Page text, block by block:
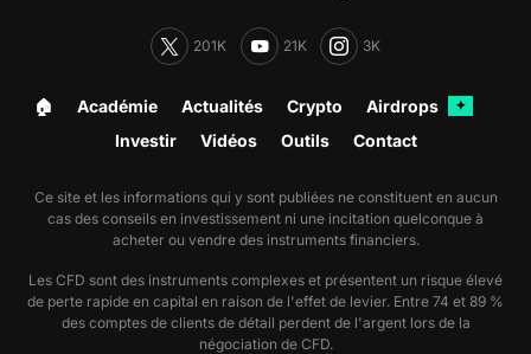
201K 21K 3K
🏠︎ Académie Actualités Crypto Airdrops ✦
Investir Vidéos Outils Contact
Ce site et les informations qui y sont publiées ne constituent en aucun
cas des conseils en investissement ni une incitation quelconque à
acheter ou vendre des instruments financiers.
Les CFD sont des instruments complexes et présentent un risque élevé
de perte rapide en capital en raison de l'effet de levier. Entre 74 et 89 %
des comptes de clients de détail perdent de l'argent lors de la
négociation de CFD.